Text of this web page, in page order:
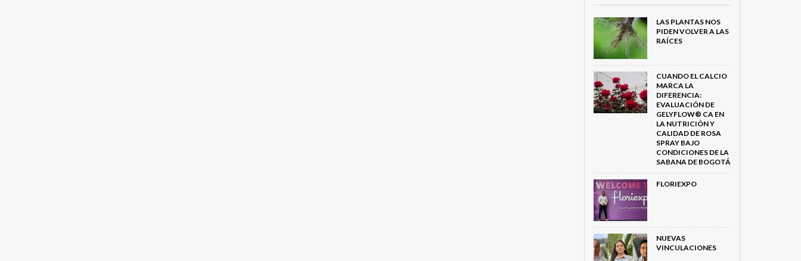
LAS PLANTAS NOS
PIDEN VOLVER A LAS
RAÍCES
CUANDO EL CALCIO
MARCA LA
DIFERENCIA:
EVALUACIÓN DE
GELYFLOW® CA EN
LA NUTRICIÓN Y
CALIDAD DE ROSA
SPRAY BAJO
CONDICIONES DE LA
SABANA DE BOGOTÁ
FLORIEXPO
NUEVAS
VINCULACIONES